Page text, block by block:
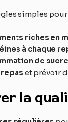
simples
riches en
à chaque
de
repas et prévoir
la